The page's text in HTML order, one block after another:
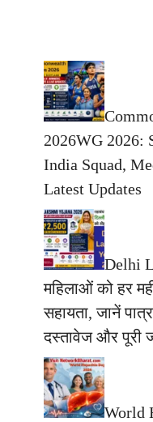
2026WG 2026:
India Squad,
Latest Updates
Delhi
महिलाओं को हर
सहायता, जानें
दस्तावेज और पूरी
World